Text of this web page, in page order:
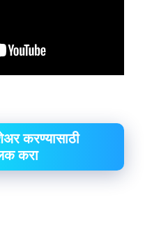
करण्यासाठी
करा